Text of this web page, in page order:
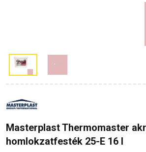
Masterplast Thermomaster
homlokzatfesték 25-E 16 l